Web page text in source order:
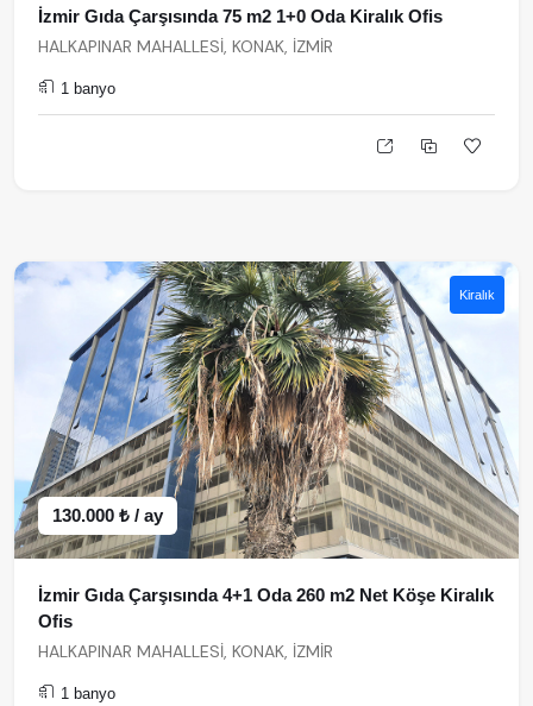
İzmir Gıda Çarşısında 75 m2 1+0 Oda Kiralık Ofis
HALKAPINAR MAHALLESİ, KONAK, İZMİR
1 banyo
Kiralık
130.000 ₺ / ay
İzmir Gıda Çarşısında 4+1 Oda 260 m2 Net Köşe Kiralık
Ofis
HALKAPINAR MAHALLESİ, KONAK, İZMİR
1 banyo